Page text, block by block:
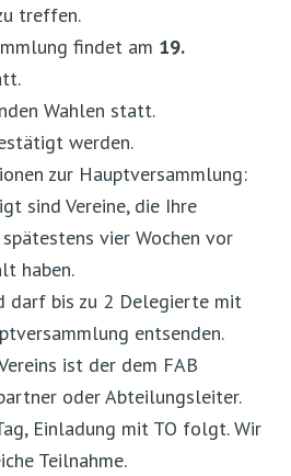
treffen.
findet am 19.
Wahlen statt.
werden.
zur Hauptversammlung:
Vereine, die Ihre
vier Wochen vor
haben.
bis zu 2 Delegierte mit
entsenden.
ist der dem FAB
oder Abteilungsleiter.
Einladung mit TO folgt. Wir
Teilnahme.